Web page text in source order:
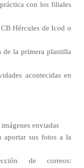
con los filiales
Hércules de Icod o
de la primera plantilla
acontecidas en
enviadas
aportar sus fotos a la
de correos: